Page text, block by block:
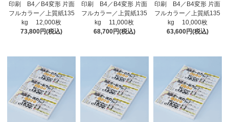
印刷 B4／B4変形 片面
フルカラー／上質紙135
kg 12,000枚
73,800円(税込)
印刷 B4／B4変形 片面
フルカラー／上質紙135
kg 11,000枚
68,700円(税込)
印刷 B4／B4変形 片面
フルカラー／上質紙135
kg 10,000枚
63,600円(税込)